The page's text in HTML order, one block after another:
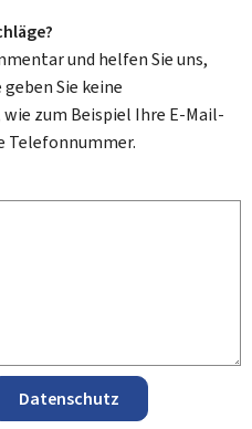
und helfen Sie uns,
Sie keine
zum Beispiel Ihre E-Mail-
Telefonnummer.
Datenschutz